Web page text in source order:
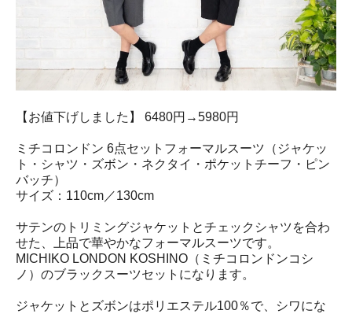
【お値下げしました】 6480円→5980円
ミチコロンドン 6点セットフォーマルスーツ（ジャケッ
ト・シャツ・ズボン・ネクタイ・ポケットチーフ・ピン
バッチ）
サイズ：110cm／130cm
サテンのトリミングジャケットとチェックシャツを合わ
せた、上品で華やかなフォーマルスーツです。
MICHIKO LONDON KOSHINO（ミチコロンドンコシ
ノ）のブラックスーツセットになります。
ジャケットとズボンはポリエステル100％で、シワにな